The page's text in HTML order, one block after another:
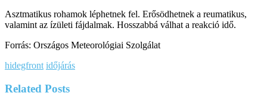
Asztmatikus rohamok léphetnek fel. Erősödhetnek a reumatikus,
valamint az ízületi fájdalmak. Hosszabbá válhat a reakció idő.
Forrás: Országos Meteorológiai Szolgálat
hidegfront időjárás
Related Posts